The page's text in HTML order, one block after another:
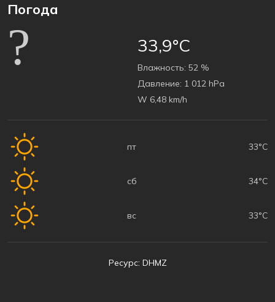
Погода
33,9°C
Bлажность: 52 %
Давление: 1 012 hPa
W 6,48 km/h
пт 33°C
сб 34°C
вс 33°C
Ресурс: DHMZ